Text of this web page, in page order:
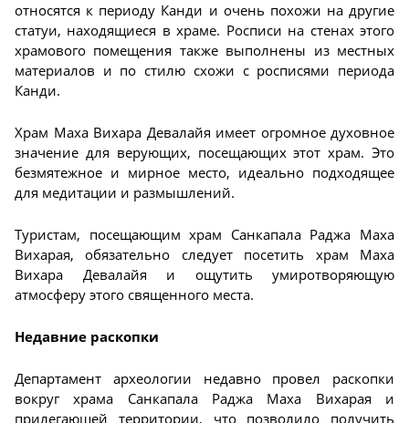
относятся к периоду Канди и очень похожи на другие
статуи, находящиеся в храме. Росписи на стенах этого
храмового помещения также выполнены из местных
материалов и по стилю схожи с росписями периода
Канди.
Храм Маха Вихара Девалайя имеет огромное духовное
значение для верующих, посещающих этот храм. Это
безмятежное и мирное место, идеально подходящее
для медитации и размышлений.
Туристам, посещающим храм Санкапала Раджа Маха
Вихарая, обязательно следует посетить храм Маха
Вихара Девалайя и ощутить умиротворяющую
атмосферу этого священного места.
Недавние раскопки
Департамент археологии недавно провел раскопки
вокруг храма Санкапала Раджа Маха Вихарая и
прилегающей территории, что позволило получить